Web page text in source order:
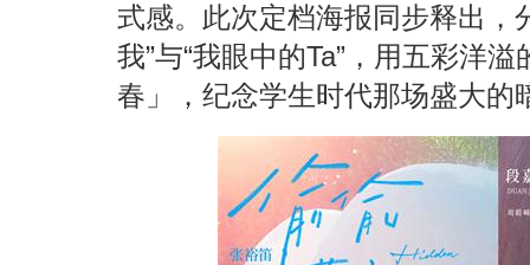
式感。此次定档海报同步释出，
我”与“我眼中的Ta”，用五彩洋
春」，纪念学生时代那场盛大的